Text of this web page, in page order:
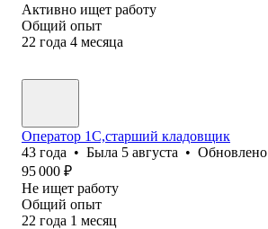
Активно ищет работу
Общий опыт
22 года 4 месяца
Оператор 1C,старший кладовщик
43 года • Была 5 августа • Обновлено
95 000 ₽
Не ищет работу
Общий опыт
22 года 1 месяц